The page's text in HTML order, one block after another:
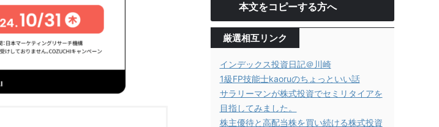
本文をコピーする方へ
厳選相互リンク
インデックス投資日記＠川崎
1級FP技能士kaoruのちょっといい話
サラリーマンが株式投資でセミリタイアを
目指してみました。
株主優待と高配当株を買い続ける株式投資